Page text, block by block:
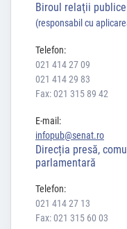
Biroul relaţii publice
(responsabil cu
Telefon:
021 414 27 09
021 414 29 83
Fax: 021 315 89 42
E-mail:
infopub@senat.ro
Direcția presă,
parlamentară
Telefon:
021 414 27 13
Fax: 021 315 60 03